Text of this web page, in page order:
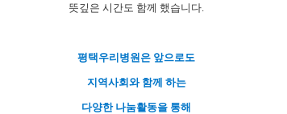
뜻깊은 시간도 함께 했습니다.
평택우리병원은 앞으로도
지역사회와 함께 하는
다양한 나눔활동을 통해